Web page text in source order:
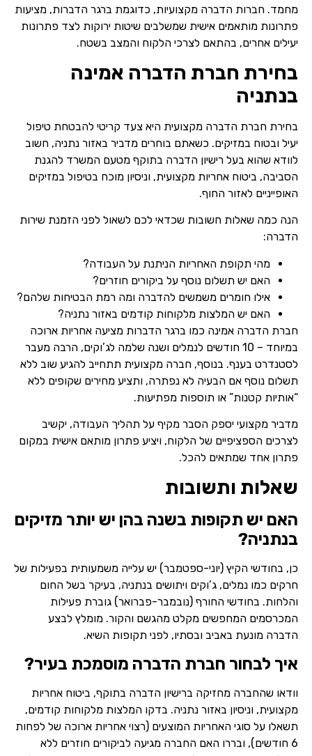
מחמד. חברות הדברה מקצועיות, כדוגמת ברגר הדברות, מציעות
פתרונות מותאמים אישית שמשלבים שיטות ירוקות לצד פתרונות
יעילים אחרים, בהתאם לצרכי הלקוח והמצב בשטח.
בחירת חברת הדברה אמינה
בנתניה
בחירת חברת הדברה מקצועית היא צעד קריטי להבטחת טיפול
יעיל ובטוח במזיקים. כשאתם בוחרים מדביר באזור נתניה, חשוב
לוודא שהוא בעל רישיון הדברה בתוקף מטעם המשרד להגנת
הסביבה, ביטוח אחריות מקצועית, וניסיון מוכח בטיפול במזיקים
האופייניים לאזור החוף.
הנה כמה שאלות חשובות שכדאי לכם לשאול לפני הזמנת שירות
הדברה:
מהי תקופת האחריות הניתנת על העבודה?
האם יש תשלום נוסף על ביקורים חוזרים?
אילו חומרים משמשים להדברה ומה רמת הבטיחות שלהם?
האם יש המלצות מלקוחות קודמים באזור נתניה?
חברת הדברה אמינה כמו ברגר הדברות מציעה אחריות ארוכה
במיוחד – 10 חודשים לנמלים ושנה שלמה לג’וקים, הרבה מעבר
לסטנדרט בענף. בנוסף, חברה מקצועית תתחייב להגיע שוב ללא
תשלום נוסף אם הבעיה לא נפתרה, ותציע מחירים שקופים ללא
“אותיות קטנות” או תוספות מפתיעות.
מדביר מקצועי יספק הסבר מקיף על תהליך העבודה, יקשיב
לצרכים הספציפיים של הלקוח, ויציע פתרון מותאם אישית במקום
פתרון אחד שמתאים להכל.
שאלות ותשובות
האם יש תקופות בשנה בהן יש יותר מזיקים
בנתניה?
כן, בחודשי הקיץ (יוני-ספטמבר) יש עלייה משמעותית בפעילות של
חרקים כמו נמלים, ג’וקים ויתושים בנתניה, בעיקר בשל החום
והלחות. בחודשי החורף (נובמבר-פברואר) גוברת פעילות
המכרסמים המחפשים מקלט מהגשם והקור. מומלץ לבצע
הדברה מונעת באביב ובסתיו, לפני תקופות השיא.
איך לבחור חברת הדברה מוסמכת בעיר?
וודאו שהחברה מחזיקה ברישיון הדברה בתוקף, ביטוח אחריות
מקצועית, וניסיון באזור נתניה. בדקו המלצות מלקוחות קודמים,
תשאלו על סוגי האחריות המוצעים (רצוי אחריות ארוכה של לפחות
6 חודשים), ובררו האם החברה מגיעה לביקורים חוזרים ללא